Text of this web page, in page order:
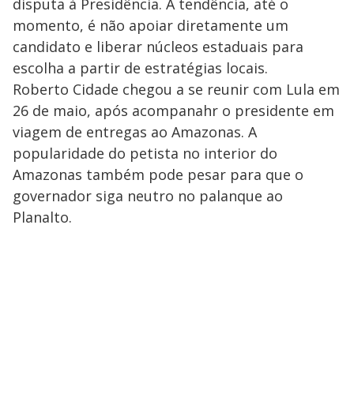
momento, é não apoiar diretamente um
candidato e liberar núcleos estaduais para
escolha a partir de estratégias locais.
Roberto Cidade chegou a se reunir com Lula em
26 de maio, após acompanahr o presidente em
viagem de entregas ao Amazonas. A
popularidade do petista no interior do
Amazonas também pode pesar para que o
governador siga neutro no palanque ao
Planalto.